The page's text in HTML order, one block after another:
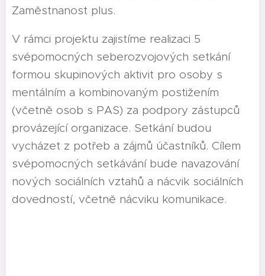
Zaměstnanost plus.
V rámci projektu zajistíme realizaci 5
svépomocných seberozvojových setkání
formou skupinových aktivit pro osoby s
mentálním a kombinovaným postižením
(včetně osob s PAS) za podpory zástupců
provázející organizace. Setkání budou
vycházet z potřeb a zájmů účastníků. Cílem
svépomocných setkávání bude navazování
nových sociálních vztahů a nácvik sociálních
dovedností, včetně nácviku komunikace.